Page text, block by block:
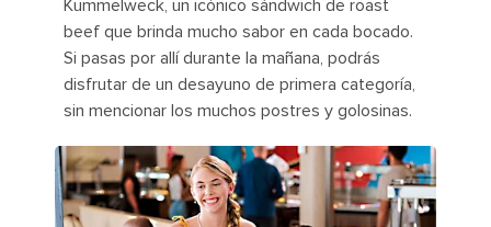
Kümmelweck, un icónico sándwich de roast
beef que brinda mucho sabor en cada bocado.
Si pasas por allí durante la mañana, podrás
disfrutar de un desayuno de primera categoría,
sin mencionar los muchos postres y golosinas.